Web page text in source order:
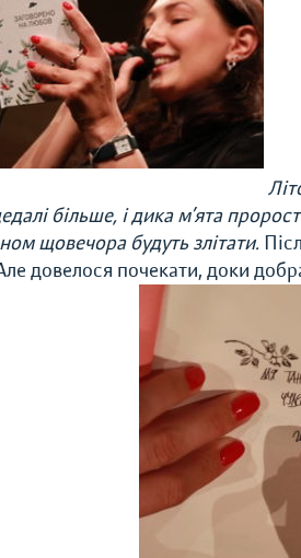
більше, і дика м’ята
щовечора будуть злітати.
довелося почекати, доки